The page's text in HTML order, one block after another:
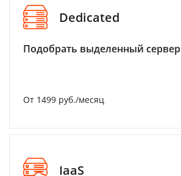
Dedicated
Подобрать выделенный сервер
От 1499 руб./месяц
IaaS